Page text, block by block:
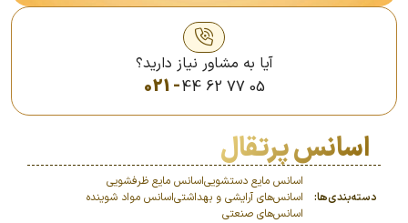
آیا به مشاور نیاز دارید؟
021 -44 62 77 05
اسانس پرتقال
دسته‌بندی‌ها:
اسانس مایع دستشوییاسانس مایع ظرفشویی
اسانس‌های آرایشی و بهداشتیاسانس مواد شوینده
اسانس‌های صنعتی